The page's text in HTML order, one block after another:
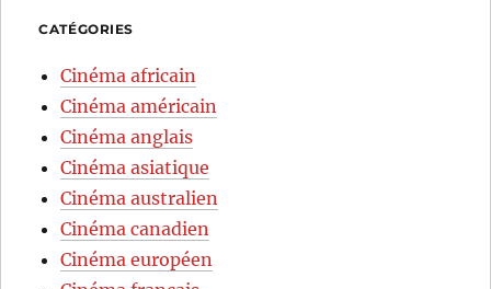
CATÉGORIES
Cinéma africain
Cinéma américain
Cinéma anglais
Cinéma asiatique
Cinéma australien
Cinéma canadien
Cinéma européen